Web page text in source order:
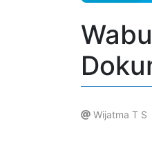
Wijatma T S